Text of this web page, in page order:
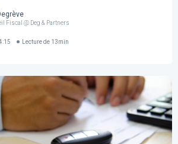
Fiscal @ Deg & Partners
Lecture de 13min